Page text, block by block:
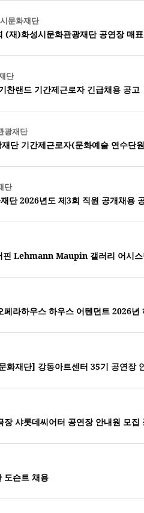
문화재단
(재)화성시문화관광재단 공연장 매
단
찬랜드 기간제근로자 긴급채용 공고
광재단
단 기간제근로자(문화예술 연수단
단
단 2026년도 제3회 직원 공개채용
핀 Lehmann Maupin 갤러리 어시스
페라하우스 하우스 어텐던트 2026
화재단] 강동아트센터 35기 공연장
장 샤롯데씨어터 공연장 안내원 모
도슨트 채용